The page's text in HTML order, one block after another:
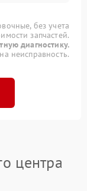
без учета
запчастей.
диагностику.
неисправность.
центра